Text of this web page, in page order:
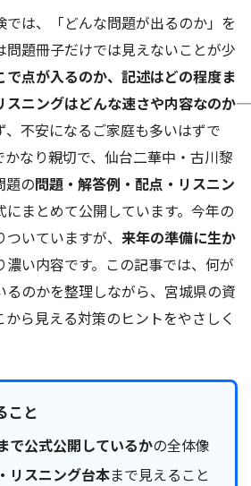
では、「どんな問題が出るのか」を
題冊子だけでは見えないことが少
で点が入るのか、記述はどの程度ま
スニングはどんな速さや内容なのか
、不安になるご家庭も多いはずで
なり親切で、仙台二華中・古川黎
題の問題・解答例・配点・リスニン
にまとめて公開しています。今年の
いていますが、 来年の準備に生か
濃い内容です。この記事では、何が
るのかを整理しながら、宮城県の資
ら見える対策のヒントをやさしく
こと
で公式公開しているかの全体像
リスニング台本まで見えること